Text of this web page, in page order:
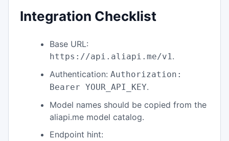
Integration Checklist
Base URL:
https://api.aliapi.me/v1.
Authentication: Authorization:
Bearer YOUR_API_KEY.
Model names should be copied from the
aliapi.me model catalog.
Endpoint hint: